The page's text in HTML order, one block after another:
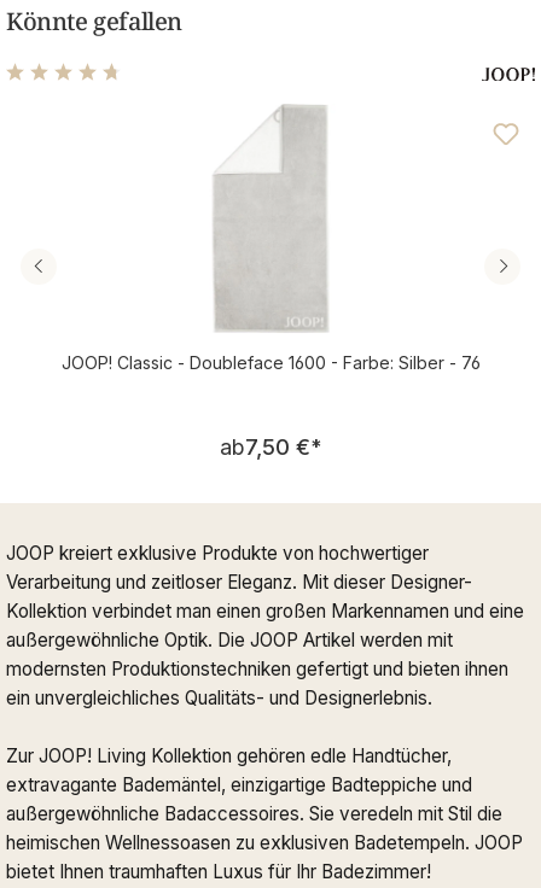
Könnte gefallen
Durchschnittliche Bewertung von 4.64 von 5 Sternen
JOOP! Classic - Doubleface 1600 - Farbe: Silber - 76
Regulärer Preis:
ab7,50 €*
JOOP kreiert exklusive Produkte von hochwertiger
Verarbeitung und zeitloser Eleganz. Mit dieser Designer-
Kollektion verbindet man einen großen Markennamen und eine
außergewöhnliche Optik. Die JOOP Artikel werden mit
modernsten Produktionstechniken gefertigt und bieten ihnen
ein unvergleichliches Qualitäts- und Designerlebnis.
Zur JOOP! Living Kollektion gehören edle Handtücher,
extravagante Bademäntel, einzigartige Badteppiche und
außergewöhnliche Badaccessoires. Sie veredeln mit Stil die
heimischen Wellnessoasen zu exklusiven Badetempeln. JOOP
bietet Ihnen traumhaften Luxus für Ihr Badezimmer!